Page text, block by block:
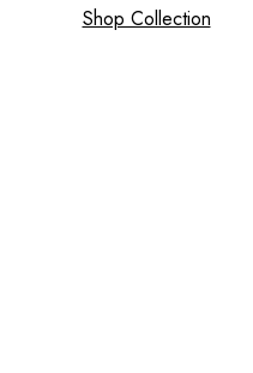
Shop Collection